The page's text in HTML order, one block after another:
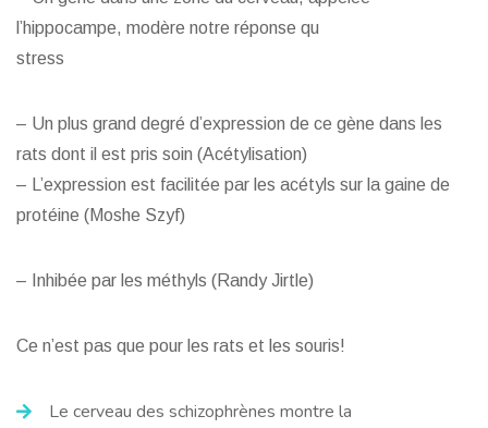
l’hippocampe, modère notre réponse qu
stress
– Un plus grand degré d’expression de ce gène dans les
rats dont il est pris soin (Acétylisation)
– L’expression est facilitée par les acétyls sur la gaine de
protéine (Moshe Szyf)
– Inhibée par les méthyls (Randy Jirtle)
Ce n’est pas que pour les rats et les souris!
Le cerveau des schizophrènes montre la